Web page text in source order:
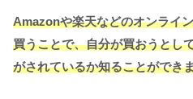
Amazonや楽天などのオンライ
買うことで、自分が買おうとし
がされているか知ることができ